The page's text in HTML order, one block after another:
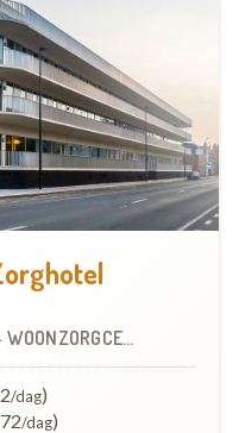
WOONZORGCENTRUM (WZC)
/dag)
/dag)